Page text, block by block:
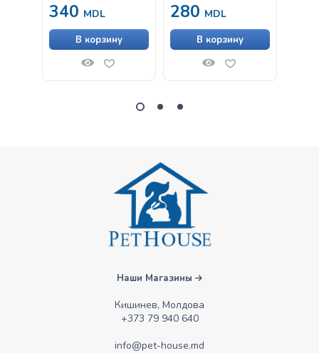
340 MDL
В корзину
280 MDL
В корзину
Наши Магазины
Кишинев, Молдова
+373 79 940 640
info@pet-house.md